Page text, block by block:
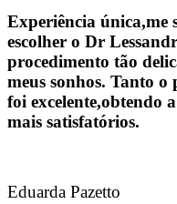
Experiência única,me
escolher o Dr
procedimento tão
meus sonhos. Tanto
foi excelente,obtendo
mais satisfatórios.
Eduarda Pazetto